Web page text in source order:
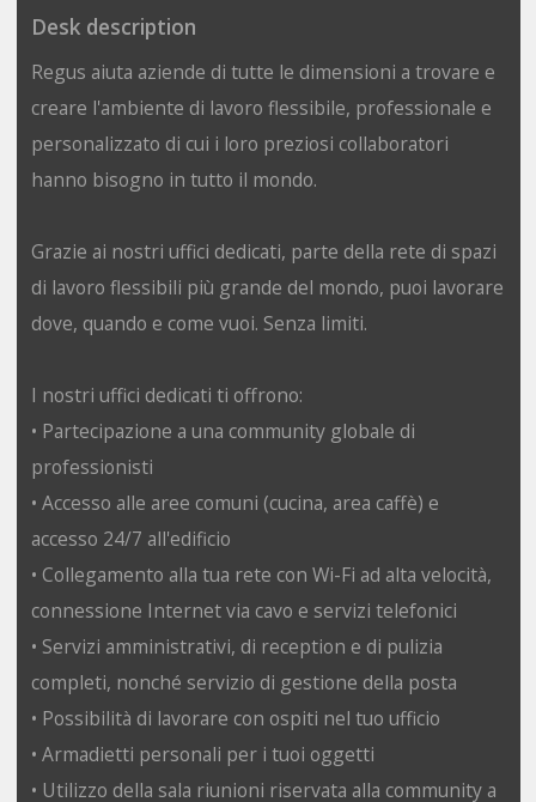
Desk description
Regus aiuta aziende di tutte le dimensioni a trovare e
creare l'ambiente di lavoro flessibile, professionale e
personalizzato di cui i loro preziosi collaboratori
hanno bisogno in tutto il mondo.
Grazie ai nostri uffici dedicati, parte della rete di spazi
di lavoro flessibili più grande del mondo, puoi lavorare
dove, quando e come vuoi. Senza limiti.
I nostri uffici dedicati ti offrono:
• Partecipazione a una community globale di
professionisti
• Accesso alle aree comuni (cucina, area caffè) e
accesso 24/7 all'edificio
• Collegamento alla tua rete con Wi-Fi ad alta velocità,
connessione Internet via cavo e servizi telefonici
• Servizi amministrativi, di reception e di pulizia
completi, nonché servizio di gestione della posta
• Possibilità di lavorare con ospiti nel tuo ufficio
• Armadietti personali per i tuoi oggetti
• Utilizzo della sala riunioni riservata alla community a